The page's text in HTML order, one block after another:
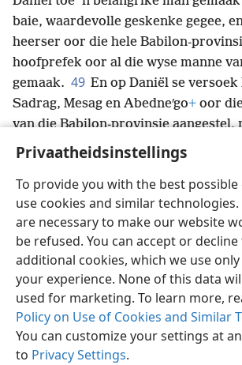
Privaatheidsinstellings
To provide you with the best possible
use cookies and similar technologies.
are necessary to make our website
be refused. You can accept or
additional cookies, which we use
your experience. None of this data
used for marketing. To learn more,
Policy on Use of Cookies and Similar
You can customize your settings at
to Privacy Settings.
baie, waardevolle geskenke gegee,
heerser oor die hele Babilon-
hoofprefek oor al die wyse manne
gemaak. 49 En op Daniël se
Sadrag, Mesag en Abedneʹgo+ oor
van die Babilon-provinsie aangestel,
in die koning se paleis gedien.
Afrikaans Deel
Copyright © 2026 Watch Tower Bible and Tract
Gebruiksvoorwaardes Privaatheidsbeleid
JW.ORG
Meld aan